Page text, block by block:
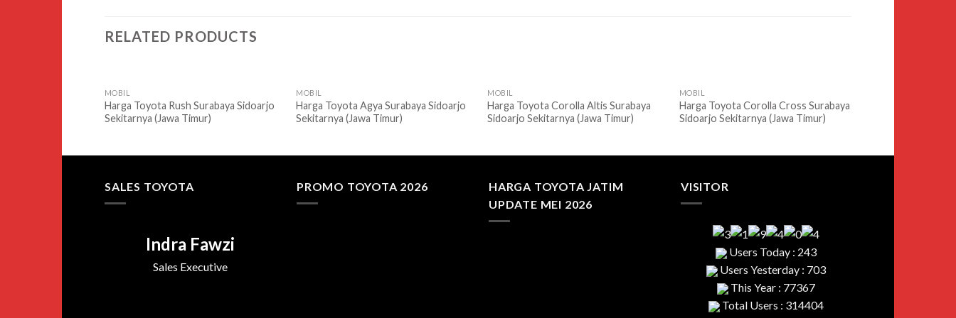
RELATED PRODUCTS
MOBIL
Harga Toyota Rush Surabaya Sidoarjo
Sekitarnya (Jawa Timur)
MOBIL
Harga Toyota Agya Surabaya Sidoarjo
Sekitarnya (Jawa Timur)
MOBIL
Harga Toyota Corolla Altis Surabaya
Sidoarjo Sekitarnya (Jawa Timur)
MOBIL
Harga Toyota Corolla Cross Surabaya
Sidoarjo Sekitarnya (Jawa Timur)
SALES TOYOTA
Indra Fawzi
Sales Executive
PROMO TOYOTA 2026
HARGA TOYOTA JATIM
UPDATE MEI 2026
VISITOR
Users Today : 243
Users Yesterday : 703
This Year : 77367
Total Users : 314404